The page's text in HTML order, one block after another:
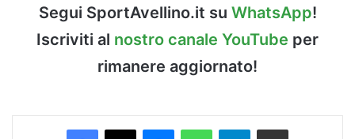
Segui SportAvellino.it su WhatsApp!
Iscriviti al nostro canale YouTube per
rimanere aggiornato!
Facebook
X MessengerWhatsAppTelegramCondividi via Email